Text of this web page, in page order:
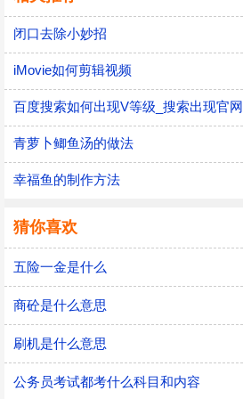
闭口去除小妙招
iMovie如何剪辑视频
百度搜索如何出现V等级_搜索出现官网
青萝卜鲫鱼汤的做法
幸福鱼的制作方法
猜你喜欢
五险一金是什么
商砼是什么意思
刷机是什么意思
公务员考试都考什么科目和内容